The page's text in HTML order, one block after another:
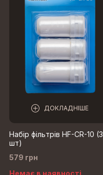
ДОКЛАДНІШЕ
Набір фільтрів HF-CR-10 (3
шт)
579 грн
Немає в наявності